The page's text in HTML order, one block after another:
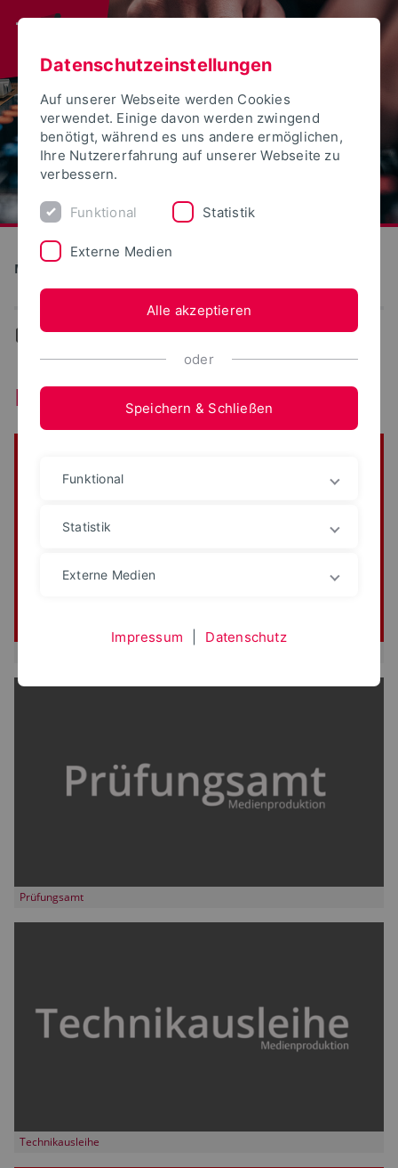
Medien und Kultur
... Im Studium
Im Studium
Prüfungsamt
Technikausleihe
Datenschutzeinstellungen
Auf unserer Webseite werden Cookies
verwendet. Einige davon werden zwingend
benötigt, während es uns andere ermöglichen,
Ihre Nutzererfahrung auf unserer Webseite zu
verbessern.
Funktional Statistik
Externe Medien
Alle akzeptieren
oder
Speichern & Schließen
Funktional
Statistik
Externe Medien
Impressum Datenschutz